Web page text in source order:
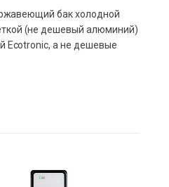
бак холодной
(не дешевый алюминий)
Ecotronic, а не дешевые